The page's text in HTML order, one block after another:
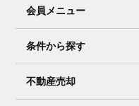
会員メニュー
条件から探す
不動産売却